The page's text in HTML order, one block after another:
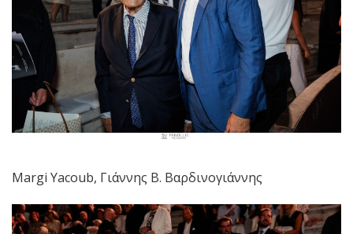
Margi Yacoub, Γιάννης Β. Βαρδινογιάννης